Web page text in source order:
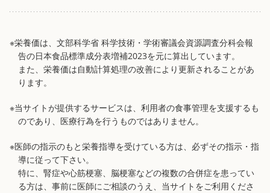
※栄養価は、文部科学省 科学技術・学術審議会資源調査分科会報
告の日本食品標準成分表増補2023を元に算出しています。
また、栄養価は自動計算処理の改善により更新されることがあ
ります。
※当サイトが提供するサービスは、利用者の食事管理を支援するも
のであり、医療行為を行うものではありません。
※医師の指示のもと栄養指導を受けている方は、必ずその指示・指
導に従って下さい。
特に、腎症や心筋梗塞、脳梗塞などの複数の合併症を患ってい
る方は、事前に医師にご相談のうえ、当サイトをご利用くださ